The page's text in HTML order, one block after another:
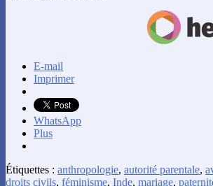
E-mail
Imprimer
WhatsApp
Plus
Étiquettes : anthropologie, autorité parentale,
droits civils, féminisme, Inde, mariage,